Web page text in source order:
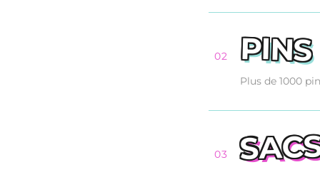
02 PINS
Plus de 1000
03